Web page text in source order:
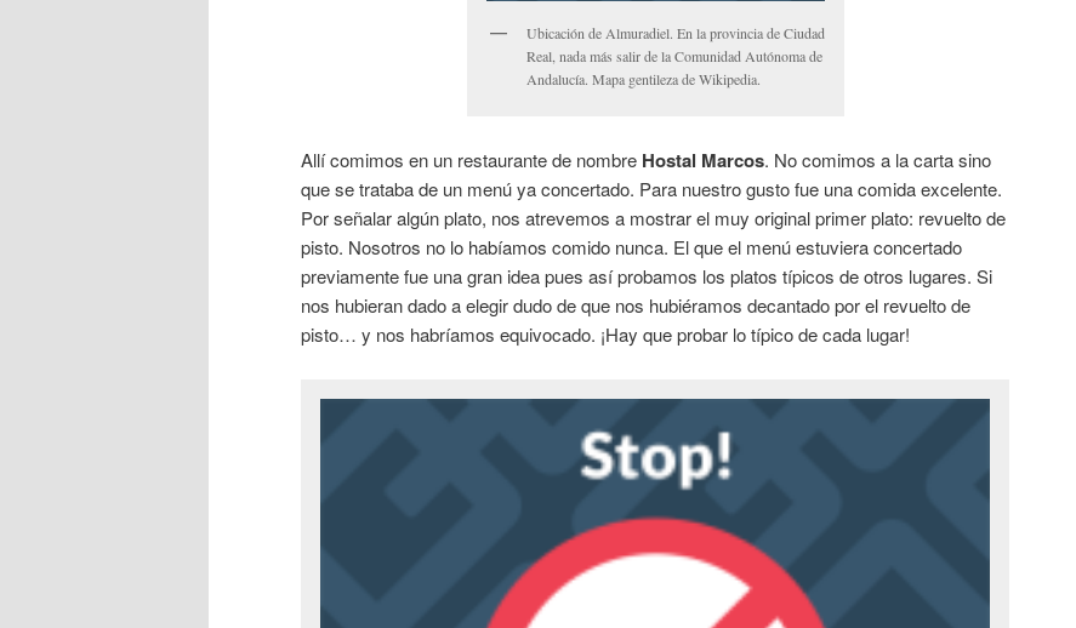
Ubicación de Almuradiel. En la provincia de Ciudad
Real, nada más salir de la Comunidad Autónoma de
Andalucía. Mapa gentileza de Wikipedia.
Allí comimos en un restaurante de nombre Hostal Marcos. No comimos a la carta sino
que se trataba de un menú ya concertado. Para nuestro gusto fue una comida excelente.
Por señalar algún plato, nos atrevemos a mostrar el muy original primer plato: revuelto de
pisto. Nosotros no lo habíamos comido nunca. El que el menú estuviera concertado
previamente fue una gran idea pues así probamos los platos típicos de otros lugares. Si
nos hubieran dado a elegir dudo de que nos hubiéramos decantado por el revuelto de
pisto… y nos habríamos equivocado. ¡Hay que probar lo típico de cada lugar!